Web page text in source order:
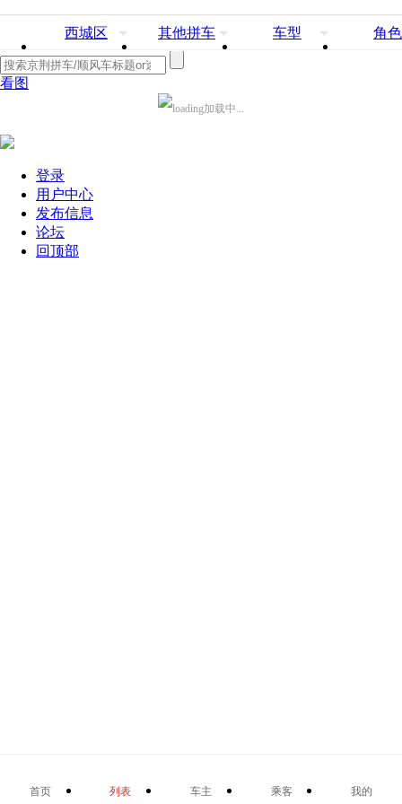
西城区 其他拼车 车型 角色
看图
加载中...
登录
用户中心
发布信息
论坛
回顶部
首页 列表 车主 乘客 我的